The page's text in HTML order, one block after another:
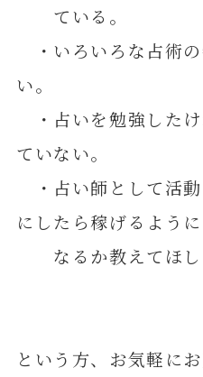
ている。
・いろいろな占術
い。
・占いを勉強した
ていない。
・占い師として活
にしたら稼げるように
なるか教えてほし
という方、お気軽に